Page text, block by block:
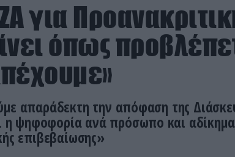
για
όπως
απαράδεκτη την απόφαση της
η ψηφοφορία ανά πρόσωπο και
επιβεβαίωσης»